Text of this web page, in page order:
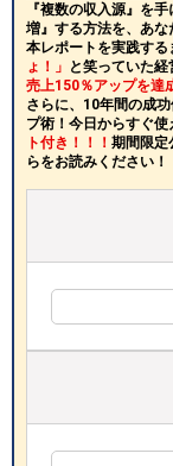
『複数の収入源』を
増』する方法を、あな
本レポートを実践する
ょ！」 と笑っていた
売上150％アップを達
さらに、10年間の成
プ術！今日からすぐ使
ト付き！！！ 期間限定
らをお読みください！